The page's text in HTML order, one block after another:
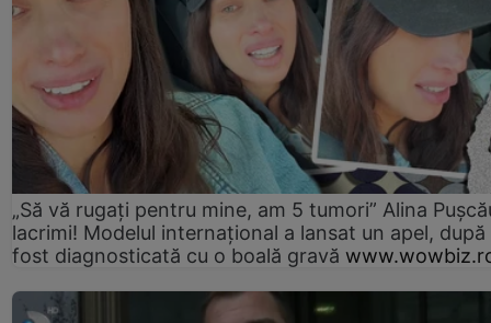
„Să vă rugați pentru mine, am 5 tumori” Alina
lacrimi! Modelul internațional a lansat un apel, după
fost diagnosticată cu o boală gravă